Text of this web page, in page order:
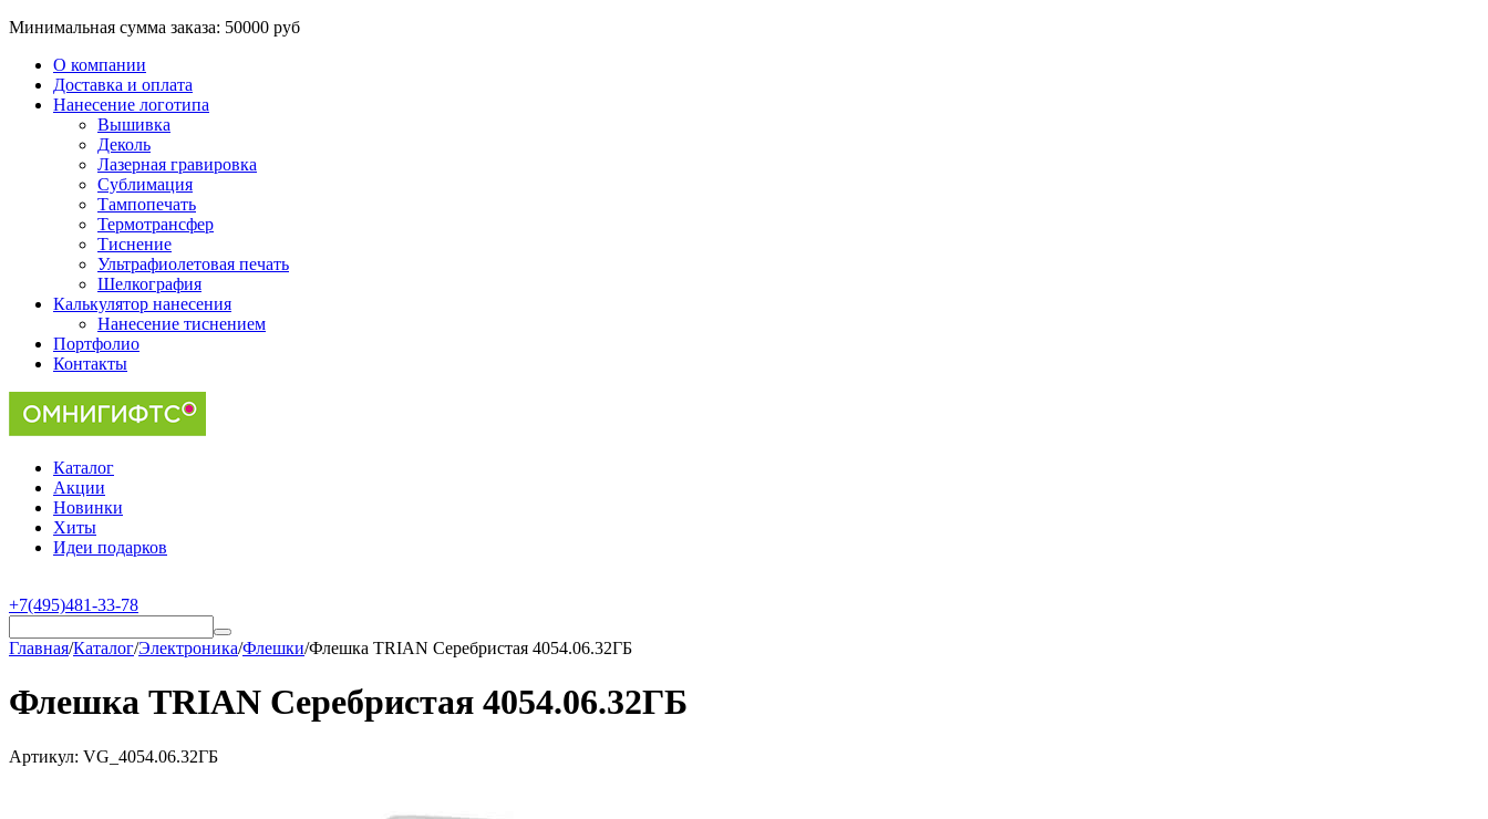
Минимальная сумма заказа: 50000 руб
О компании
Доставка и оплата
Нанесение логотипа
Вышивка
Деколь
Лазерная гравировка
Сублимация
Тампопечать
Термотрансфер
Тиснение
Ультрафиолетовая печать
Шелкография
Калькулятор нанесения
Нанесение тиснением
Портфолио
Контакты
Каталог
Акции
Новинки
Хиты
Идеи подарков
+7(495)481-33-78
Главная/Каталог/Электроника/Флешки/Флешка TRIAN Серебристая 4054.06.32ГБ
Флешка TRIAN Серебристая 4054.06.32ГБ
Артикул: VG_4054.06.32ГБ